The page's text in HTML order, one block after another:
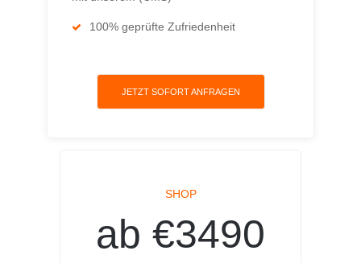
100% geprüfte Zufriedenheit
JETZT SOFORT ANFRAGEN
SHOP
ab €3490